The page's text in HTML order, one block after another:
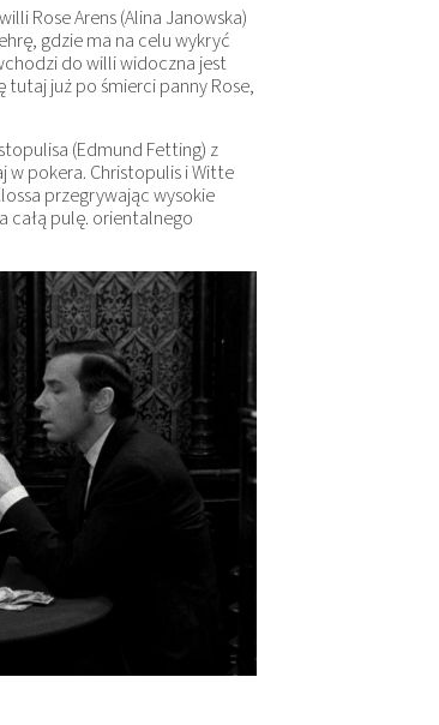
Rose Arens (Alina Janowska)
gdzie ma na celu wykryć
do willi widoczna jest
już po śmierci panny Rose,
(Edmund Fetting) z
w pokera. Christopulis i Witte
przegrywając wysokie
całą pulę. orientalnego